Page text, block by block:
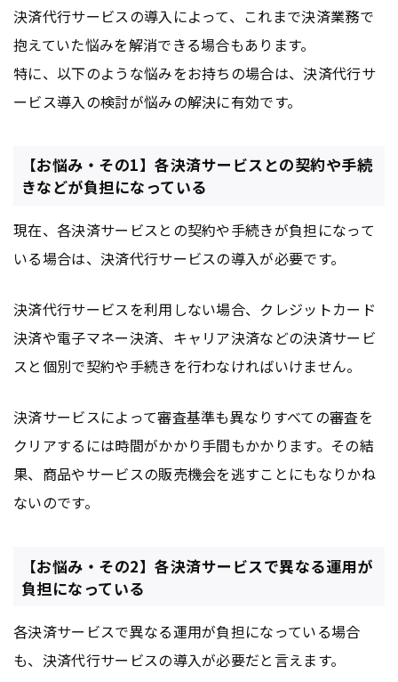
決済代行サービスの導入によって、これまで決済業務で
抱えていた悩みを解消できる場合もあります。
特に、以下のような悩みをお持ちの場合は、決済代行サ
ービス導入の検討が悩みの解決に有効です。
【お悩み・その1】各決済サービスとの契約や手続
きなどが負担になっている
現在、各決済サービスとの契約や手続きが負担になって
いる場合は、決済代行サービスの導入が必要です。
決済代行サービスを利用しない場合、クレジットカード
決済や電子マネー決済、キャリア決済などの決済サービ
スと個別で契約や手続きを行わなければいけません。
決済サービスによって審査基準も異なりすべての審査を
クリアするには時間がかかり手間もかかります。その結
果、商品やサービスの販売機会を逃すことにもなりかね
ないのです。
【お悩み・その2】各決済サービスで異なる運用が
負担になっている
各決済サービスで異なる運用が負担になっている場合
も、決済代行サービスの導入が必要だと言えます。